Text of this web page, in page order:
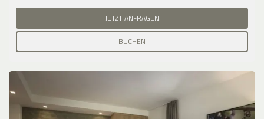
JETZT ANFRAGEN
BUCHEN